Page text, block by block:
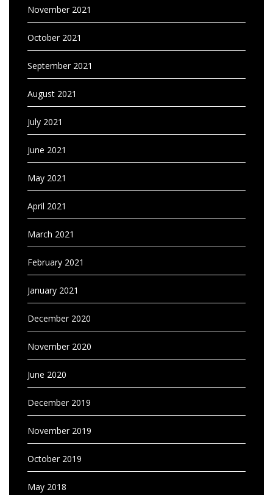
November 2021
October 2021
September 2021
August 2021
July 2021
June 2021
May 2021
April 2021
March 2021
February 2021
January 2021
December 2020
November 2020
June 2020
December 2019
November 2019
October 2019
May 2018